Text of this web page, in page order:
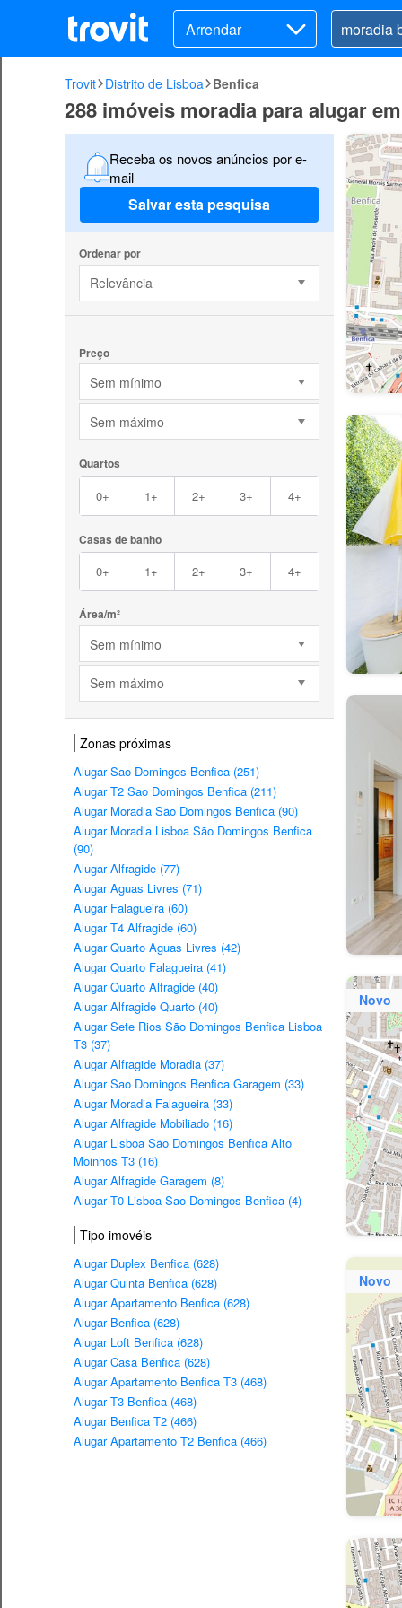
Arrendar
Trovit Distrito de Lisboa Benfica
288 imóveis moradia para alugar
Receba os novos anúncios por e-
mail
Salvar esta pesquisa
Ordenar por
Relevância
Preço
Sem mínimo
Sem máximo
Quartos
0+ 1+ 2+ 3+ 4+
Casas de banho
0+ 1+ 2+ 3+ 4+
Área/m²
Sem mínimo
Sem máximo
Zonas próximas
Alugar Sao Domingos Benfica (251)
Alugar T2 Sao Domingos Benfica (211)
Alugar Moradia São Domingos Benfica (90)
Alugar Moradia Lisboa São Domingos Benfica
(90)
Alugar Alfragide (77)
Alugar Aguas Livres (71)
Alugar Falagueira (60)
Alugar T4 Alfragide (60)
Alugar Quarto Aguas Livres (42)
Alugar Quarto Falagueira (41)
Alugar Quarto Alfragide (40)
Alugar Alfragide Quarto (40)
Alugar Sete Rios São Domingos Benfica Lisboa
T3 (37)
Alugar Alfragide Moradia (37)
Alugar Sao Domingos Benfica Garagem (33)
Alugar Moradia Falagueira (33)
Alugar Alfragide Mobiliado (16)
Alugar Lisboa São Domingos Benfica Alto
Moinhos T3 (16)
Alugar Alfragide Garagem (8)
Alugar T0 Lisboa Sao Domingos Benfica (4)
Tipo imovéis
Alugar Duplex Benfica (628)
Alugar Quinta Benfica (628)
Alugar Apartamento Benfica (628)
Alugar Benfica (628)
Alugar Loft Benfica (628)
Alugar Casa Benfica (628)
Alugar Apartamento Benfica T3 (468)
Alugar T3 Benfica (468)
Alugar Benfica T2 (466)
Alugar Apartamento T2 Benfica (466)
Novo
Novo